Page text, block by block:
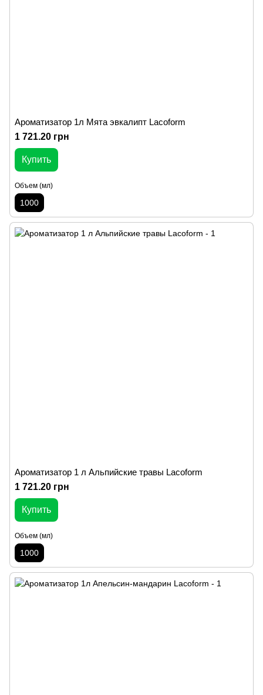
Ароматизатор 1л Мята эвкалипт Lacoform
1 721.20 грн
Купить
Объем (мл)
1000
Ароматизатор 1 л Альпийские травы Lacoform
1 721.20 грн
Купить
Объем (мл)
1000